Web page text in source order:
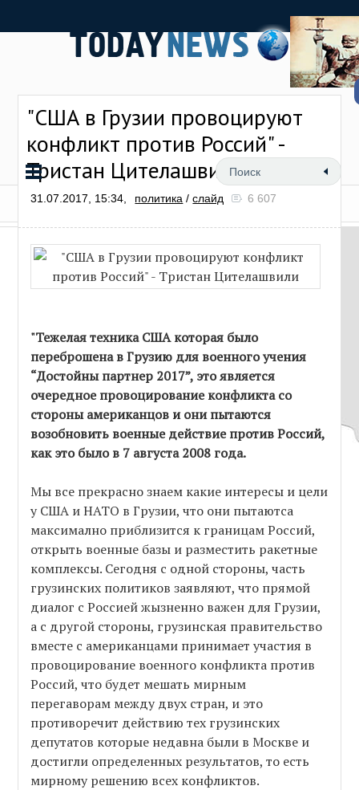
"США в Грузии провоцируют
конфликт против Россий" -
Тристан Цителашвили
31.07.2017, 15:34, политика /слайд 6 607
"Тежелая техника США которая было
переброшена в Грузию для военного учения
“Достойны партнер 2017”, это является
очередное провоцирование конфликта со
стороны американцов и они пытаются
возобновить военные действие против Россий,
как это было в 7 августа 2008 года.
Мы все прекрасно знаем какие интересы и цели
у США и НАТО в Грузии, что они пытаютса
максимално приблизится к границам Россий,
открыть военные базы и разместить ракетные
комплексы. Сегодня с одной стороны, часть
грузинских политиков заявляют, что прямой
диалог с Россией жызненно важен для Грузии,
а с другой стороны, грузинская правительство
вместе с американцами принимает участия в
провоцирование военного конфликта против
Россий, что будет мешать мирным
перегаворам между двух стран, и это
противоречит действию тех грузинских
депутатов которые недавна были в Москве и
достигли определенных результатов, то есть
мирному решению всех конфликтов.